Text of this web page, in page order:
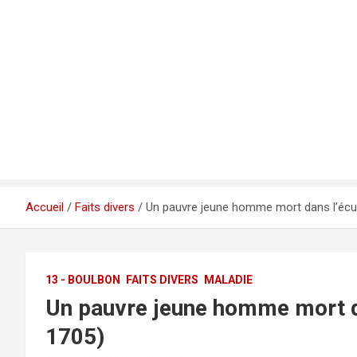
Accueil Faits divers Un pauvre jeune homme mort dans
13 - BOULBON FAITS DIVERS MALADIE
Un pauvre jeune homme mort
1705)